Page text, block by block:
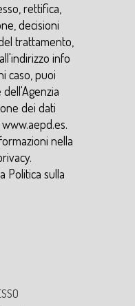
rettifica,
decisioni
trattamento,
info
caso, puoi
dei dati
www.aepd.es.
nella
.
Politica sulla